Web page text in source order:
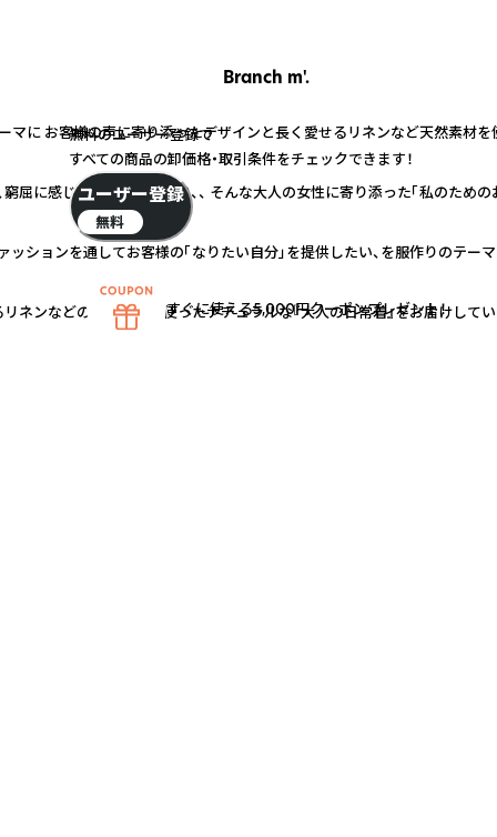
Branch m'.
マに お客様の声に寄り添ったデザインと長く愛せるリネンなど天然素材
屈に感じるようになったり、、 そんな大人の女性に寄り添った「私のため
ションを通してお客様の「なりたい自分」を提供したい、を服作りのテー
ネンなどの天然素材を使ったナチュラルな『大人の日常着』をお届けしてい
無料のユーザー登録で
すべての商品の卸価格・取引条件をチェックできます！
ユーザー登録
無料
すぐに使える5,000円クーポンプレゼント！